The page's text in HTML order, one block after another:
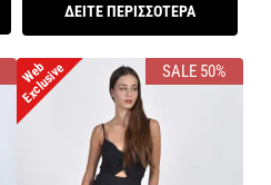
ΔΕΙΤΕ ΠΕΡΙΣΣΟΤΕΡΑ
W
e
b
E
x
c
l
u
s
i
v
e SALE 50%